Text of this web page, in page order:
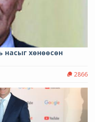
хөнөөсөн
2866